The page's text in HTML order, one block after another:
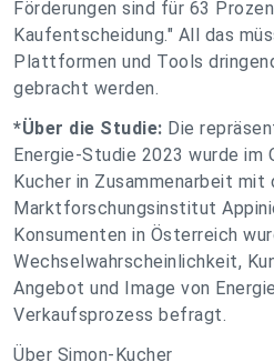
Förderungen sind für 63
Kaufentscheidung." All das
Plattformen und Tools
gebracht werden.
*Über die Studie: Die
Energie-Studie 2023 wurde im
Kucher in Zusammenarbeit mit
Marktforschungsinstitut
Konsumenten in Österreich
Wechselwahrscheinlichkeit,
Angebot und Image von
Verkaufsprozess befragt.
Über Simon-Kucher